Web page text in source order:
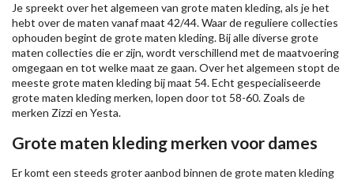
Je spreekt over het algemeen van grote maten kleding, als je het
hebt over de maten vanaf maat 42/44. Waar de reguliere collecties
ophouden begint de grote maten kleding. Bij alle diverse grote
maten collecties die er zijn, wordt verschillend met de maatvoering
omgegaan en tot welke maat ze gaan. Over het algemeen stopt de
meeste grote maten kleding bij maat 54. Echt gespecialiseerde
grote maten kleding merken, lopen door tot 58-60. Zoals de
merken Zizzien Yesta.
Grote maten kleding merken voor dames
Er komt een steeds groter aanbod binnen de grote maten kleding